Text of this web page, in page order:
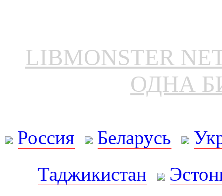
LIBMONSTER
ОДНА
Россия Беларусь
Таджикистан